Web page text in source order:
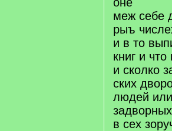
меж себе
рыъ
и в то
книг и
и сколко
ских
людей
в сех